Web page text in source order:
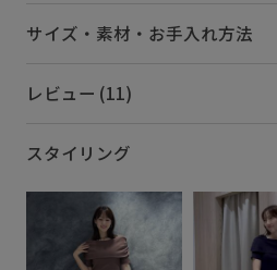
サイズ・素材・お手入れ方法
レビュー (11)
スタイリング